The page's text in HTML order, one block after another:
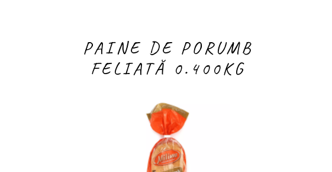
PAINE DE PORUMB
FELIATĂ 0.400KG